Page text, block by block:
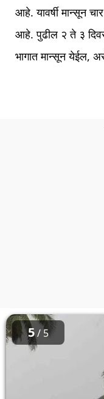
आहे. यावर्षी मान्सून
आहे. पुढील २ ते ३
भागात मान्सून येईल,
5/ 5